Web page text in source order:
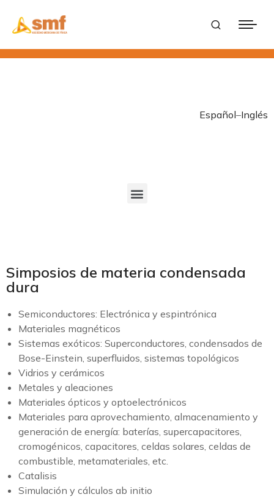
Español–Inglés
Simposios de materia condensada
dura
Semiconductores: Electrónica y espintrónica
Materiales magnéticos
Sistemas exóticos: Superconductores, condensados de
Bose-Einstein, superfluidos, sistemas topológicos
Vidrios y cerámicos
Metales y aleaciones
Materiales ópticos y optoelectrónicos
Materiales para aprovechamiento, almacenamiento y
generación de energía: baterías, supercapacitores,
cromogénicos, capacitores, celdas solares, celdas de
combustible, metamateriales, etc.
Catalisis
Simulación y cálculos ab initio